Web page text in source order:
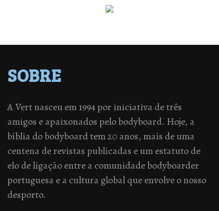
SOBRE
A Vert nasceu em 1994 por iniciativa de três
amigos e apaixonados pelo bodyboard. Hoje, a
bíblia do bodyboard tem 20 anos, mais de uma
centena de revistas publicadas e um estatuto de
elo de ligação entre a comunidade bodyboarder
portuguesa e a cultura global que envolve o nosso
desporto.